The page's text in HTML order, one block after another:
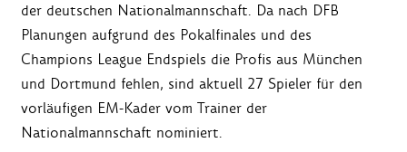
der deutschen Nationalmannschaft. Da nach DFB
Planungen aufgrund des Pokalfinales und des
Champions League Endspiels die Profis aus München
und Dortmund fehlen, sind aktuell 27 Spieler für den
vorläufigen EM-Kader vom Trainer der
Nationalmannschaft nominiert.